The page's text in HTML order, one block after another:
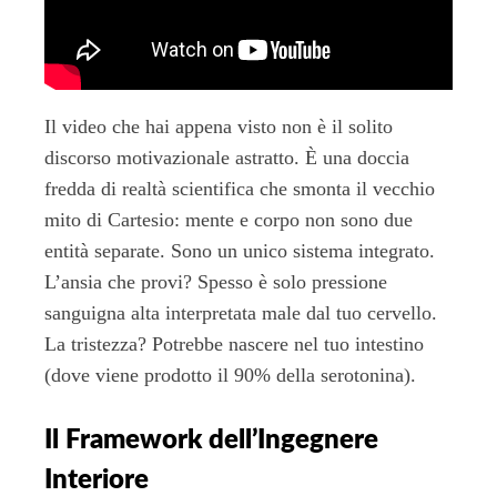
Il video che hai appena visto non è il solito
discorso motivazionale astratto. È una doccia
fredda di realtà scientifica che smonta il vecchio
mito di Cartesio: mente e corpo non sono due
entità separate. Sono un unico sistema integrato.
L’ansia che provi? Spesso è solo pressione
sanguigna alta interpretata male dal tuo cervello.
La tristezza? Potrebbe nascere nel tuo intestino
(dove viene prodotto il 90% della serotonina).
Il Framework dell’Ingegnere
Interiore